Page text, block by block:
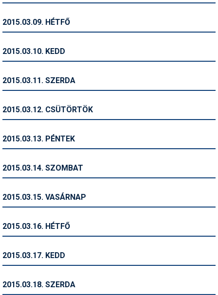
Pályázatok
Portálinfo
Síbérletárak
Síbörze
Sífelszerelés
Sífutás
Símánia
Síoktatás
Síszerviz
Sítechnika
2015.03.09. HÉTFŐ
2015.03.10. KEDD
2015.03.11. SZERDA
2015.03.12. CSÜTÖRTÖK
2015.03.13. PÉNTEK
2015.03.14. SZOMBAT
2015.03.15. VASÁRNAP
2015.03.16. HÉTFŐ
2015.03.17. KEDD
2015.03.18. SZERDA